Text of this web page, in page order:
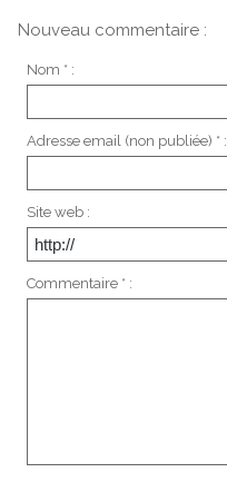
Nouveau commentaire :
Nom * :
Adresse email (non publiée) * :
Site web :
Commentaire * :